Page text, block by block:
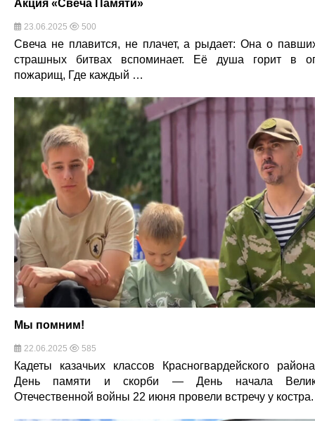
Акция «Свеча Памяти»
23.06.2025 500
Свеча не плавится, не плачет, а рыдает: Она о
страшных битвах вспоминает. Её душа горит в
пожарищ, Где каждый …
Мы помним!
22.06.2025 585
Кадеты казачьих классов Красногвардейского
День памяти и скорби — День начала
Отечественной войны 22 июня провели встречу у